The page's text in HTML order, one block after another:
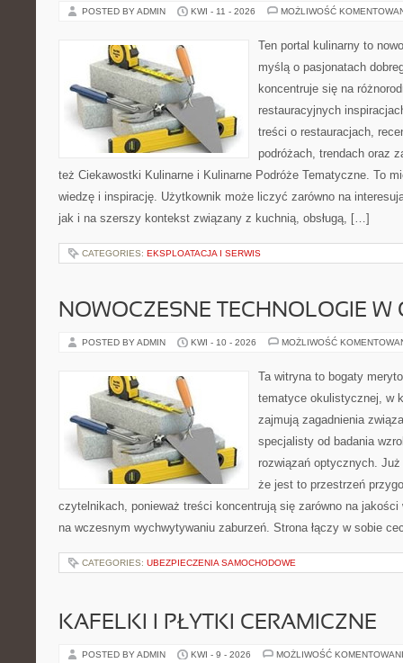
POSTED BY ADMIN KWI - 11 - 2026 MOŻLIWOŚĆ
Ten portal kulinarny to
myślą o pasjonatach
koncentruje się na
restauracyjnych
treści o restauracjach,
podróżach, trendach oraz
też Ciekawostki Kulinarne i Kulinarne Podróże Tematyczne. To
wiedzę i inspirację. Użytkownik może liczyć zarówno na
jak i na szerszy kontekst związany z kuchnią, obsługą, […]
CATEGORIES: EKSPLOATACJA I SERWIS
NOWOCZESNE TECHNOLOGIE W
POSTED BY ADMIN KWI - 10 - 2026 MOŻLIWOŚĆ
Ta witryna to bogaty
tematyce okulistycznej, w
zajmują zagadnienia
specjalisty od badania
rozwiązań optycznych.
że jest to przestrzeń
czytelnikach, ponieważ treści koncentrują się zarówno na
na wczesnym wychwytywaniu zaburzeń. Strona łączy w sobie
CATEGORIES: UBEZPIECZENIA SAMOCHODOWE
KAFELKI I PŁYTKI CERAMICZNE
POSTED BY ADMIN KWI - 9 - 2026 MOŻLIWOŚĆ